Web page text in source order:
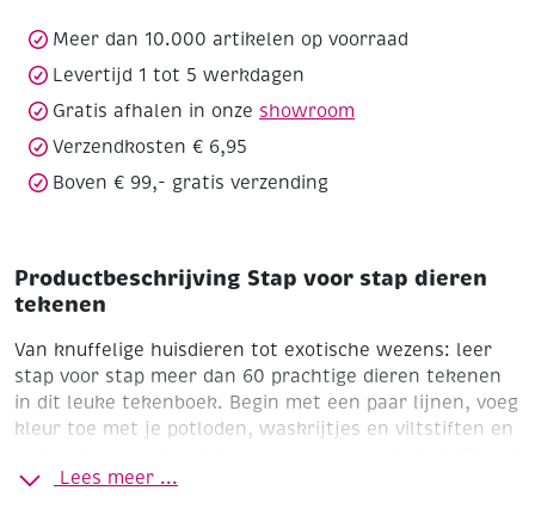
Meer dan 10.000 artikelen op voorraad
Levertijd 1 tot 5 werkdagen
Gratis afhalen in onze showroom
Verzendkosten € 6,95
Boven € 99,- gratis verzending
Productbeschrijving Stap voor stap dieren
tekenen
Van knuffelige huisdieren tot exotische wezens: leer
stap voor stap meer dan 60 prachtige dieren tekenen
in dit leuke tekenboek. Begin met een paar lijnen, voeg
kleur toe met je potloden, waskrijtjes en viltstiften en
eenhoorn. Kortom, laat je creativiteit brullen als een
Lees meer ...